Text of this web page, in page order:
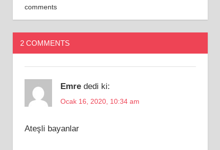
comments
2 COMMENTS
Emre dedi ki:
Ocak 16, 2020, 10:34 am
Ateşli bayanlar